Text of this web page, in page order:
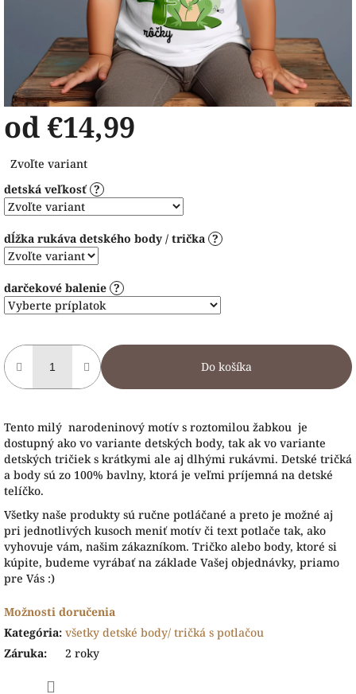
od €14,99
cena:
Zvoľte variant
detská veľkosť ?
dĺžka rukáva detského body / trička ?
darčekové balenie ?
Do košíka
Tento milý narodeninový motív s roztomilou žabkou je
dostupný ako vo variante detských body, tak ak vo variante
detských tričiek s krátkymi ale aj dlhými rukávmi. Detské tričká
a body sú zo 100% bavlny, ktorá je veľmi príjemná na detské
telíčko.
Všetky naše produkty sú ručne potláčané a preto je možné aj
pri jednotlivých kusoch meniť motív či text potlače tak, ako
vyhovuje vám, našim zákazníkom. Tričko alebo body, ktoré si
kúpite, budeme vyrábať na základe Vašej objednávky, priamo
pre Vás :)
Možnosti doručenia
Kategória: všetky detské body/ tričká s potlačou
Záruka: 2 roky